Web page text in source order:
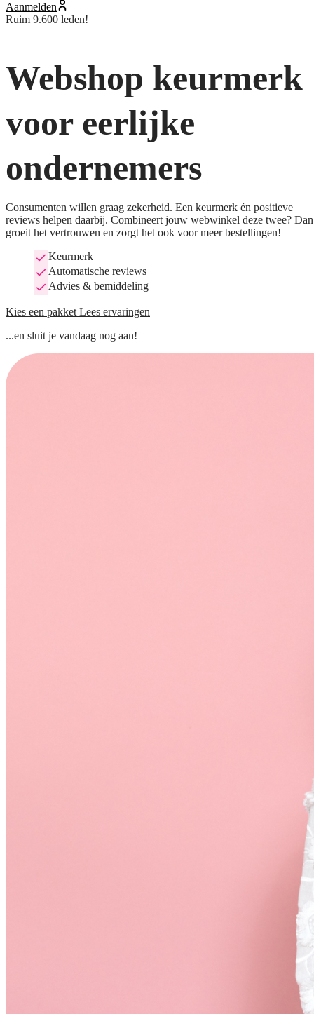
Aanmelden
Ruim 9.600 leden!
Webshop keurmerk
voor eerlijke
ondernemers
Consumenten willen graag zekerheid. Een keurmerk én positieve
reviews helpen daarbij. Combineert jouw webwinkel deze twee? Dan
groeit het vertrouwen en zorgt het ook voor meer bestellingen!
Keurmerk
Automatische reviews
Advies & bemiddeling
Kies een pakket Lees ervaringen
...en sluit je vandaag nog aan!